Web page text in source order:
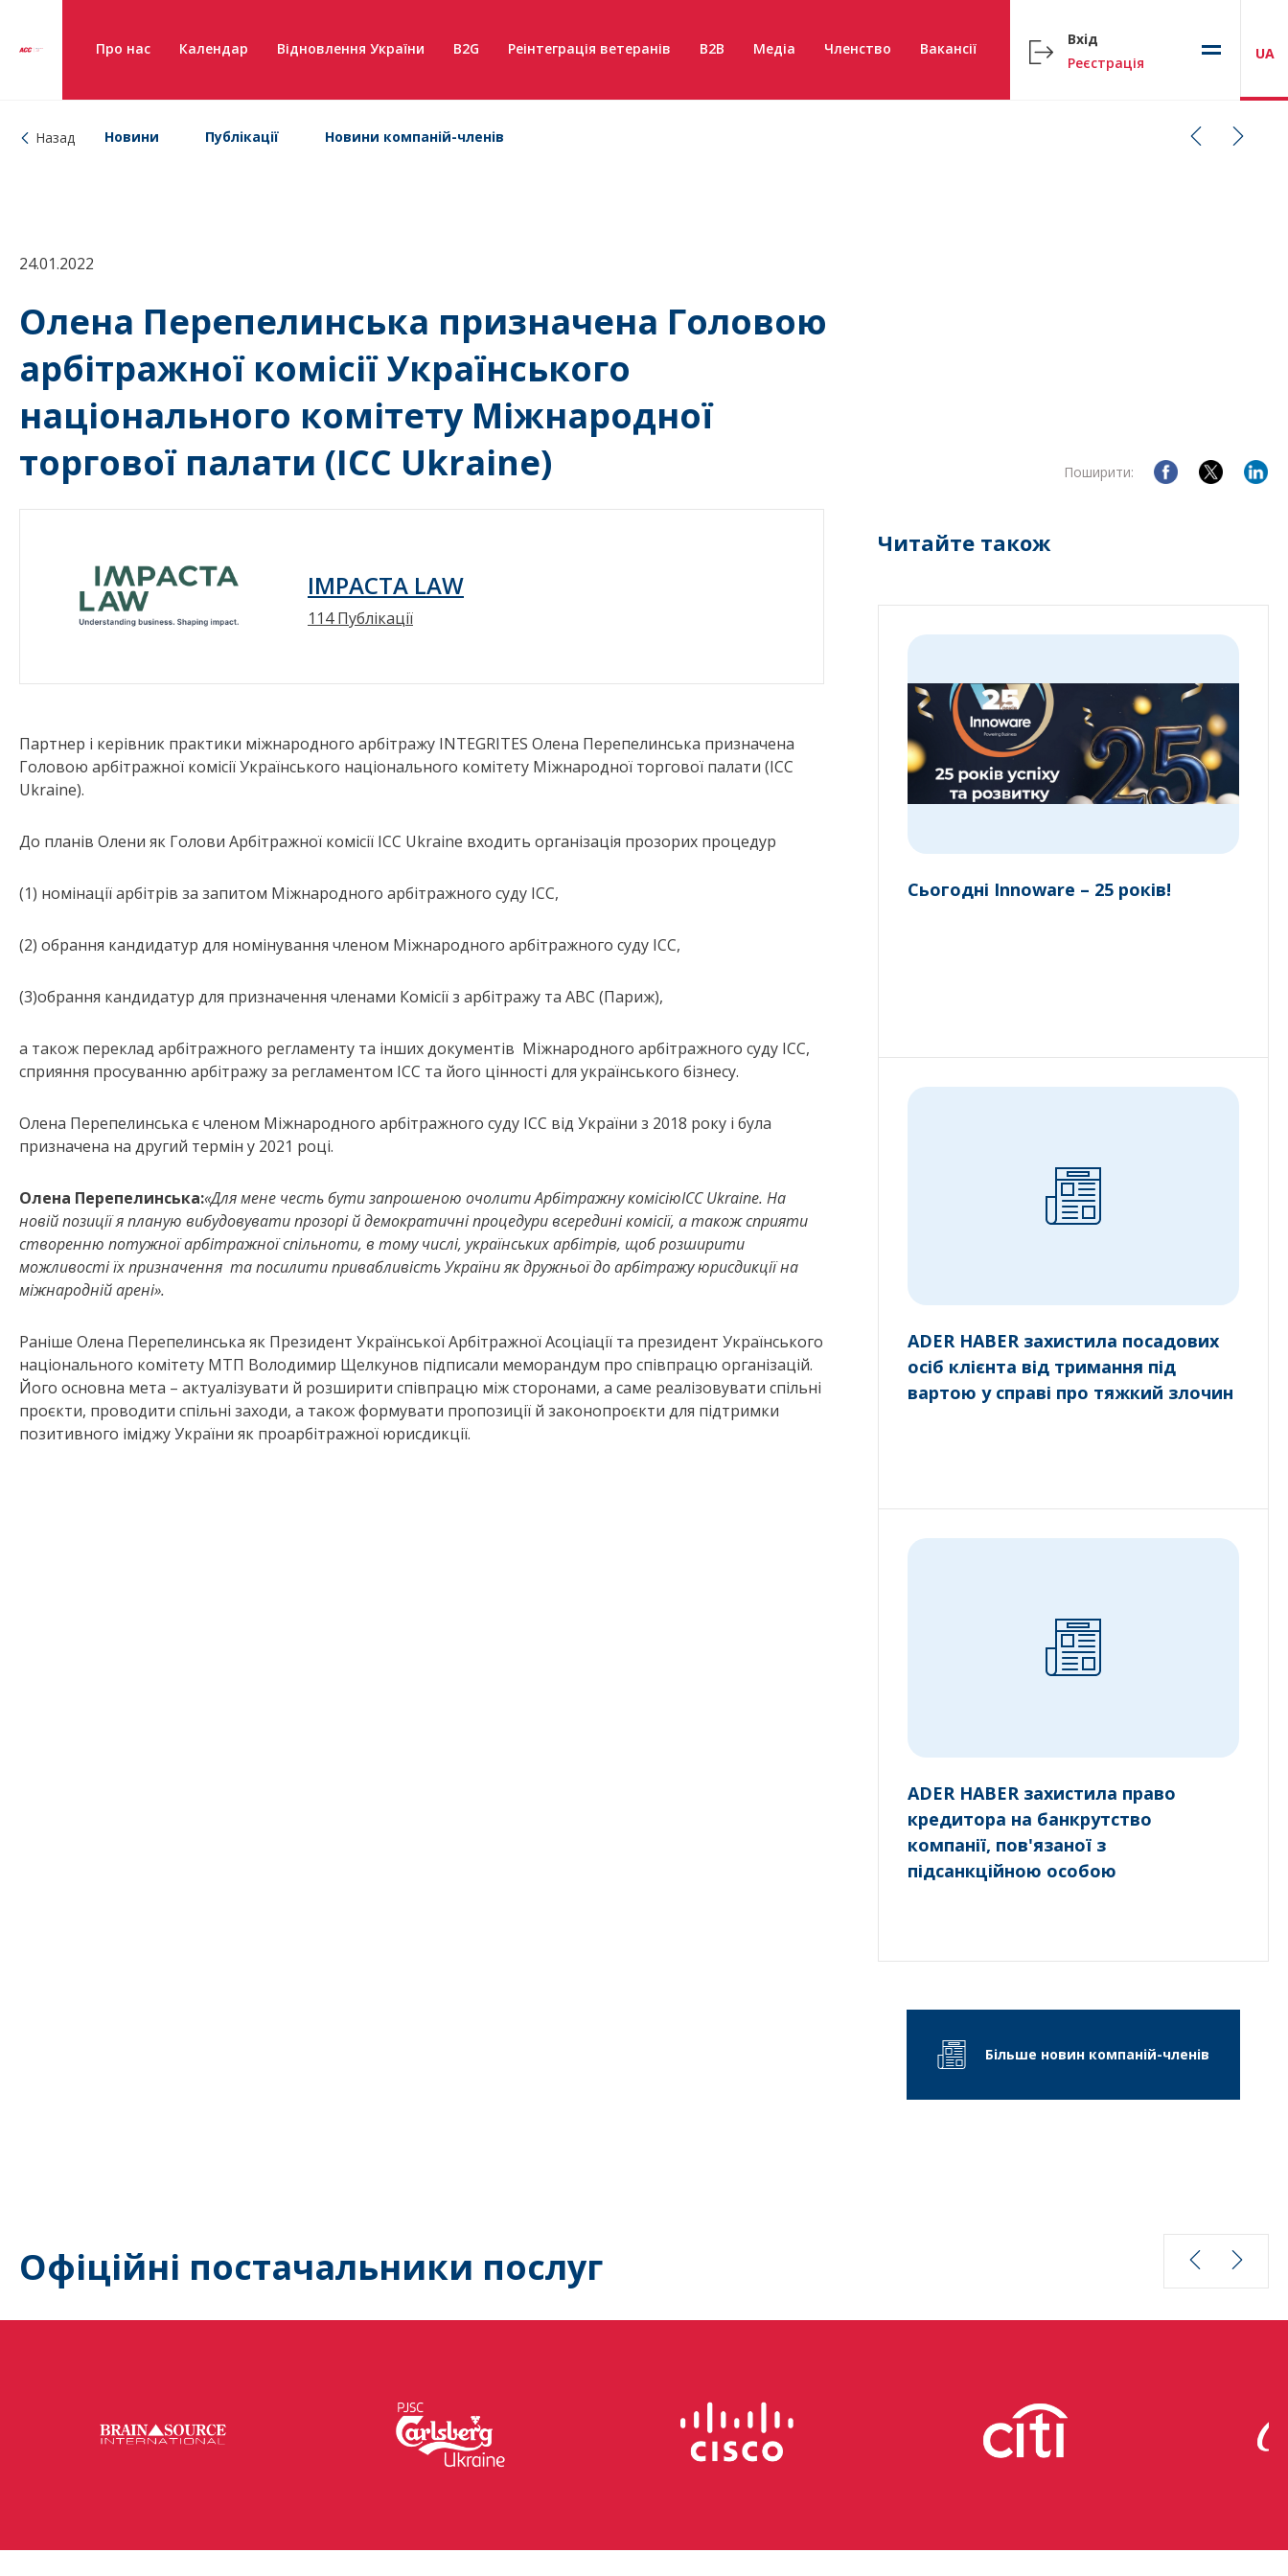
Про нас Календар Відновлення України B2G Реінтеграція ветеранів B2B Медіа Членство Вакансії
Вхід
Реєстрація
UA
Назад Новини Публікації Новини компаній-членів
24.01.2022
Олена Перепелинська призначена Головою
арбітражної комісії Українського
національного комітету Міжнародної
торгової палати (ICC Ukraine)
Поширити:
IMPACTA LAW
114 Публікації
Партнер і керівник практики міжнародного арбітражу INTEGRITES Олена Перепелинська призначена
Головою арбітражної комісії Українського національного комітету Міжнародної торгової палати (ICC
Ukraine).
До планів Олени як Голови Арбітражної комісії ICC Ukraine входить організація прозорих процедур
(1) номінації арбітрів за запитом Міжнародного арбітражного суду ICC,
(2) обрання кандидатур для номінування членом Міжнародного арбітражного суду ICC,
(3)обрання кандидатур для призначення членами Комісії з арбітражу та АВС (Париж),
а також переклад арбітражного регламенту та інших документів Міжнародного арбітражного суду ICC,
сприяння просуванню арбітражу за регламентом ІCC та його цінності для українського бізнесу.
Олена Перепелинська є членом Міжнародного арбітражного суду ICC від України з 2018 року і була
призначена на другий термін у 2021 році.
Олена Перепелинська:«Для мене честь бути запрошеною очолитиАрбітражну комісіюICC Ukraine. На
новій позиції я планую вибудовувати прозорі й демократичні процедури всередині комісії, а також сприяти
створенню потужної арбітражної спільноти, в тому числі, українських арбітрів, щоб розширити
можливості їх призначення та посилити привабливість України як дружньої до арбітражу юрисдикції на
міжнародній арені».
Раніше Олена Перепелинська як Президент Української Арбітражної Асоціації та президент Українського
національного комітету МТП Володимир Щелкунов підписали меморандум про співпрацю організацій.
Його основна мета – актуалізувати й розширити співпрацю між сторонами, а саме реалізовувати спільні
проєкти, проводити спільні заходи, а також формувати пропозиції й законопроєкти для підтримки
позитивного іміджу України як проарбітражної юрисдикції.
Читайте також
Сьогодні Innoware – 25 років!
ADER HABER захистила посадових
осіб клієнта від тримання під
вартою у справі про тяжкий злочин
ADER HABER захистила право
кредитора на банкрутство
компанії, пов'язаної з
підсанкційною особою
Більше новин компаній-членів
Офіційні постачальники послуг